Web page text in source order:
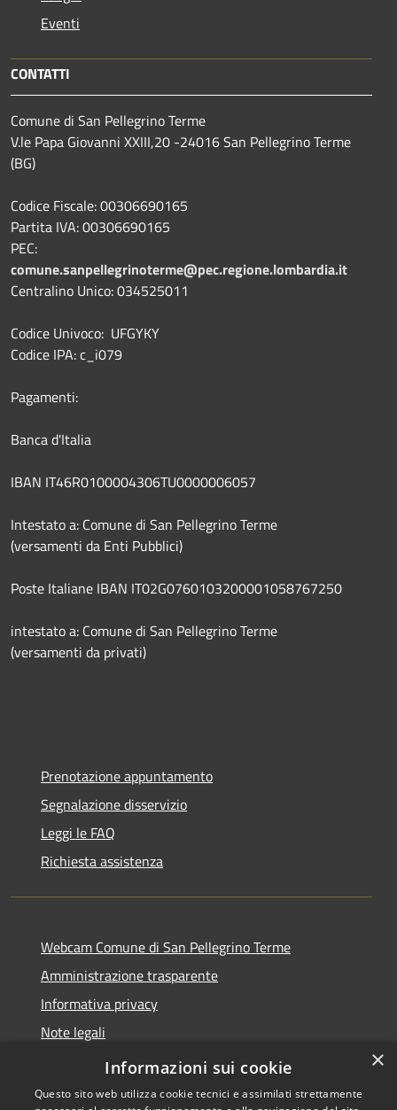
Eventi
CONTATTI
Comune di San Pellegrino Terme
V.le Papa Giovanni XXIII,20 -24016 San Pellegrino Terme
(BG)
Codice Fiscale: 00306690165
Partita IVA: 00306690165
PEC:
comune.sanpellegrinoterme@pec.regione.lombardia.it
Centralino Unico: 034525011
Codice Univoco: UFGYKY
Codice IPA: c_i079
Pagamenti:
Banca d'Italia
IBAN IT46R0100004306TU0000006057
Intestato a: Comune di San Pellegrino Terme
(versamenti da Enti Pubblici)
Poste Italiane IBAN IT02G0760103200001058767250
intestato a: Comune di San Pellegrino Terme
(versamenti da privati)
Prenotazione appuntamento
Segnalazione disservizio
Leggi le FAQ
Richiesta assistenza
Webcam Comune di San Pellegrino Terme
Amministrazione trasparente
Informativa privacy
Note legali
Dichiarazione di accessibilità
×
Informazioni sui cookie
Questo sito web utilizza cookie tecnici e assimilati strettamente